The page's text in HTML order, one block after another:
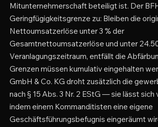
Mitunternehmerschaft beteiligt ist. Der
Geringfügigkeitsgrenze zu: Bleiben die
Nettoumsatzerlöse unter 3 % der
Gesamtnettoumsatzerlöse und unter
Veranlagungszeitraum, entfällt die
Grenzen müssen kumulativ eingehalten
GmbH & Co. KG droht zusätzlich die
nach § 15 Abs. 3 Nr. 2 EStG — sie lässt sich
indem einem Kommanditisten eine eigene
Geschäftsführungsbefugnis eingeräumt